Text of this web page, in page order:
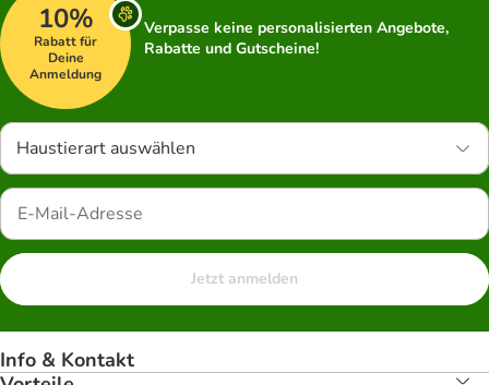
10%
Rabatt für
Deine
Anmeldung
Verpasse keine personalisierten Angebote,
Rabatte und Gutscheine!
Haustierart auswählen
Jetzt anmelden
Info & Kontakt